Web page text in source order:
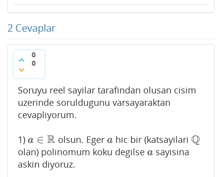
2 Cevaplar
0
0
Soruyu reel sayilar tarafindan olusan cisim
uzerinde soruldugunu varsayaraktan
cevapliyorum.
1) a ∈ R
a∈R olsun. Eger a
ahic bir (katsayilari Q
Q
olan) polinomum koku degilse a
a sayisina
askin diyoruz.